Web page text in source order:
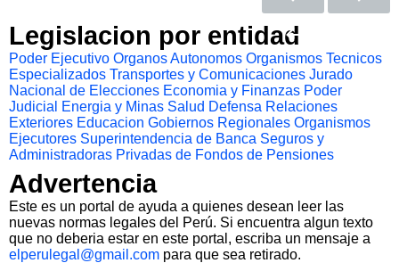
Legislacion por entidad
Poder Ejecutivo Organos Autonomos Organismos Tecnicos
Especializados Transportes y Comunicaciones Jurado
Nacional de Elecciones Economia y Finanzas Poder
Judicial
Energia y Minas Salud Defensa Relaciones
Exteriores Educacion Gobiernos Regionales Organismos
Ejecutores Superintendencia de Banca Seguros y
Administradoras Privadas de Fondos de Pensiones
Advertencia
Este es un portal de ayuda a quienes desean leer las
nuevas normas legales del Perú. Si encuentra algun texto
que no deberia estar en este portal, escriba un mensaje a
elperulegal@gmail.com para que sea retirado.